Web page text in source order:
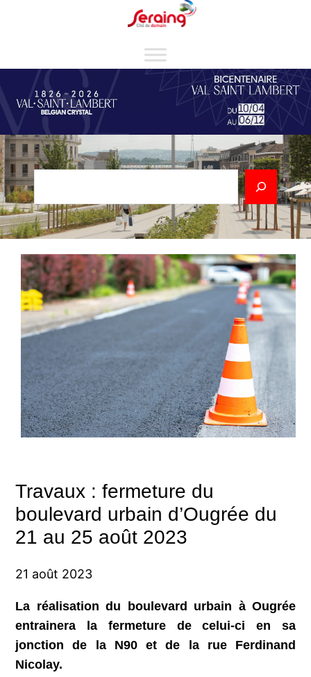
Rechercher
Travaux : fermeture du
boulevard urbain d’Ougrée du
21 au 25 août 2023
21 août 2023
La réalisation du boulevard urbain à Ougrée
entrainera la fermeture de celui-ci en sa
jonction de la N90 et de la rue Ferdinand
Nicolay.
Cookies management panel